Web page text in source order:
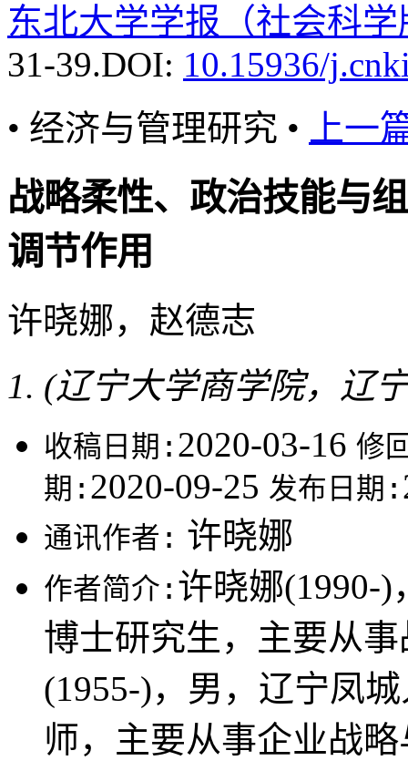
东北大学学报（社会科学
31-39.DOI: 10.15936/
• 经济与管理研究 •
上一
战略柔性、政治技能与
调节作用
许晓娜，赵德志
(辽宁大学商学院，辽
收稿日期: 2020-03-16 修
期: 2020-09-25 发布日期:
通讯作者: 许晓娜
作者简介: 许晓娜(1990-
博士研究生，主要从
(1955-)，男，辽宁凤
师，主要从事企业战